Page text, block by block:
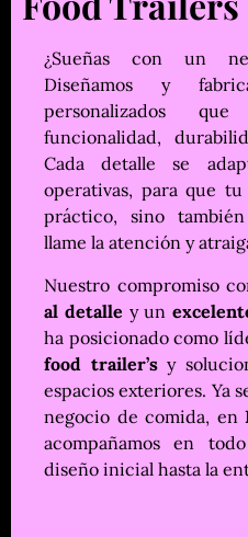
¿Sueñas con un
Diseñamos y
personalizados
funcionalidad,
Cada detalle se
operativas, para que tu
práctico, sino
llame la atención y
Nuestro compromiso
al detalle y un
ha posicionado como
food trailer’sy
espacios exteriores. Ya
negocio de comida, en
acompañamos en
diseño inicial hasta la